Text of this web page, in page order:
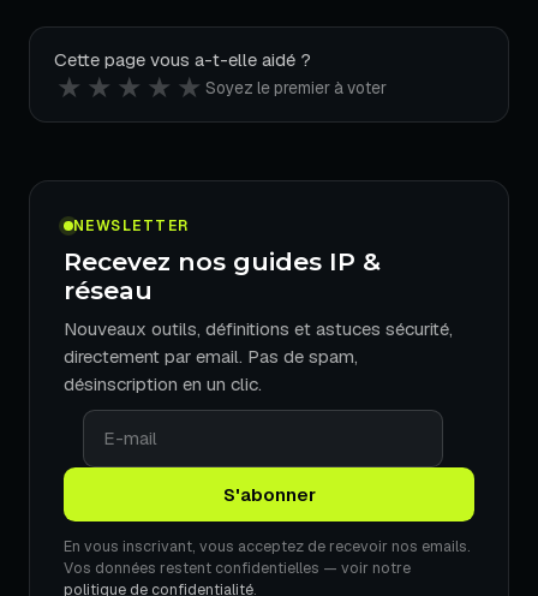
Cette page vous a-t-elle aidé ?
★ ★ ★ ★ ★ Soyez le premier à voter
NEWSLETTER
Recevez nos guides IP &
réseau
Nouveaux outils, définitions et astuces sécurité,
directement par email. Pas de spam,
désinscription en un clic.
En vous inscrivant, vous acceptez de recevoir nos emails.
Vos données restent confidentielles — voir notre
politique de confidentialité.